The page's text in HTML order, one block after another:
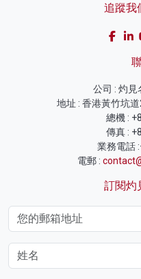
追蹤我
公司 : 灼見
地址 : 香港黃竹坑
總機 :
傳真 :
業務電話
電郵 :
訂閱灼